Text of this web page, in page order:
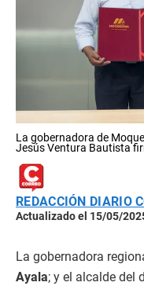
La gobernadora de
Jesús Ventura Bautista
REDACCIÓN DIARIO
Actualizado el 15/05/
La gobernadora
Ayala; y el alcalde del